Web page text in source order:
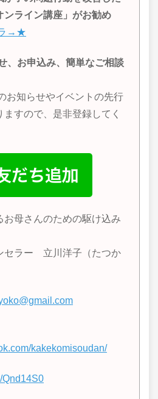
ンライン講座」がお勧め
→★
、お申込み、簡単なご相談
お知らせやイベントの先行
すので、是非登録してく
お母さんのための駆け込み
セラー 立川洋子（たつか
kakekomisoudan/
Qnd14S0